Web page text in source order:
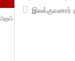
இலக்குவனார்